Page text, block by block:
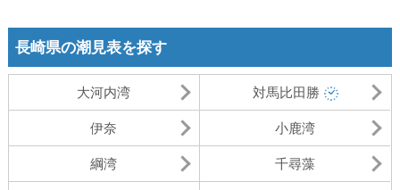
長崎県の潮見表を探す
大河内湾 対馬比田勝
伊奈 小鹿湾
綱湾 千尋藻